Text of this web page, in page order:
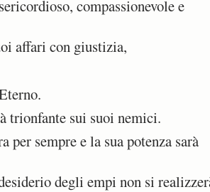
compassionevole e
affari con giustizia,
trionfante sui suoi nemici.
sempre e la sua potenza sarà
degli empi non si